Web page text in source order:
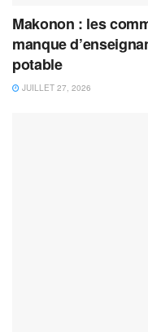
Makonon : les
manque
potable
JUILLET 27, 2026